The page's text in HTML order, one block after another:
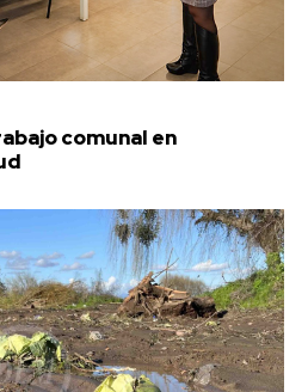
comunal en